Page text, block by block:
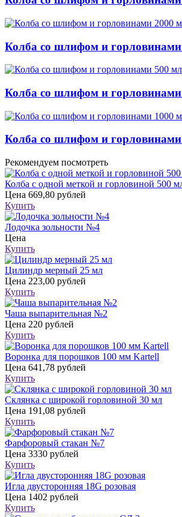
Колба со шлифом и
Колба со шлифом и
Колба со шлифом и
Рекомендуем посмотреть
Колба с одной меткой и горловиной 500
Цена 669,80 рублей
Купить
Лодочка зольности №4
Цена
Купить
Цилиндр мерный 25 мл
Цена 223,00 рублей
Купить
Чаша выпарительная №2
Цена 220 рублей
Купить
Воронка для порошков 100 мм Kartell
Цена 641,78 рублей
Купить
Склянка с широкой горловиной 30 мл
Цена 191,08 рублей
Купить
Фарфоровый стакан №7
Цена 3330 рублей
Купить
Игла двусторонняя 18G розовая
Цена 1402 рублей
Купить